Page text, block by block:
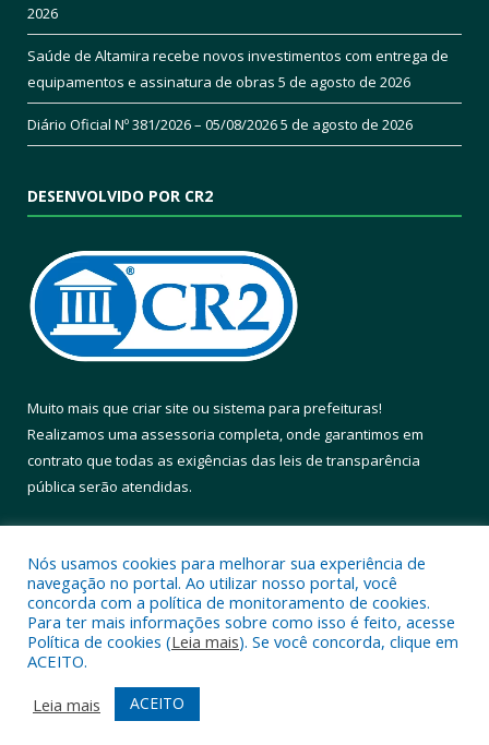
2026
Saúde de Altamira recebe novos investimentos com entrega de
equipamentos e assinatura de obras 5 de agosto de 2026
Diário Oficial Nº 381/2026 – 05/08/20265 de agosto de 2026
DESENVOLVIDO POR CR2
Muito mais que criar site ou sistema para prefeituras!
Realizamos uma assessoria completa, onde garantimos em
contrato que todas as exigências das leis de transparência
pública serão atendidas.
Todos os direitos reservados a Prefeitura Municipal de Altamira.
Mapa do Site
Acessar Área Administrativa
Acessar Webmail
Nós usamos cookies para melhorar sua experiência de
navegação no portal. Ao utilizar nosso portal, você
concorda com a política de monitoramento de cookies.
Para ter mais informações sobre como isso é feito, acesse
Política de cookies (Leia mais). Se você concorda, clique em
ACEITO.
Leia mais
ACEITO